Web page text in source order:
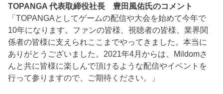
TOPANGA 代表取締役社長 豊田風佑氏のコメント
「TOPANGAとしてゲームの配信や大会を始めて今年で
10年になります。ファンの皆様、視聴者の皆様、業界関
係者の皆様に支えられここまでやってきました。本当に
ありがとうございました。2021年4月からは、Mildomさ
んと共に皆様に楽しんで頂けるような配信やイベントを
行って参りますので、ご期待ください。」